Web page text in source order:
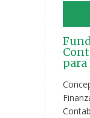
para